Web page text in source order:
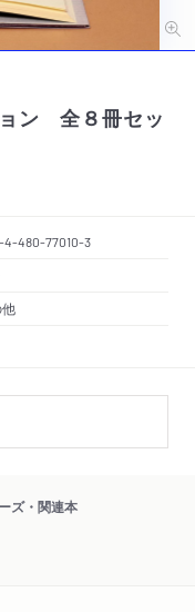
ン 全８冊セッ
4-480-77010-3
ズ・関連本